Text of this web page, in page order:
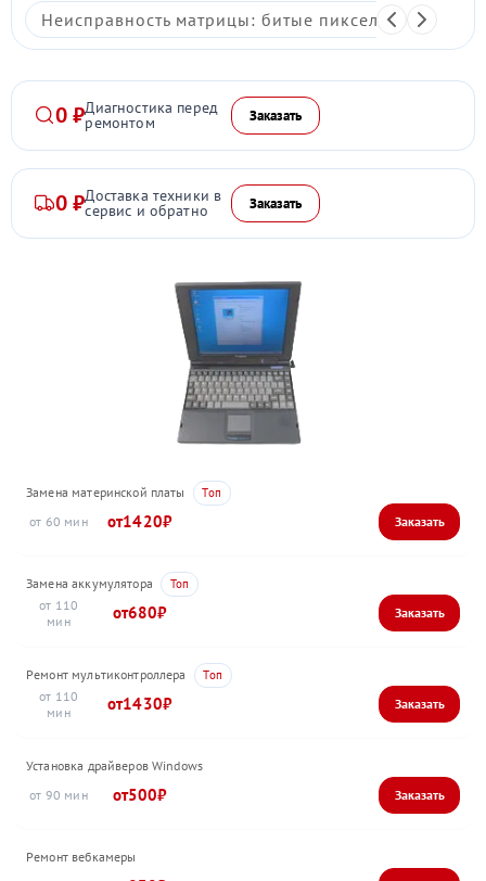
Неисправность матрицы: битые пиксели,
0 ₽Диагностика перед
ремонтом Заказать
0 ₽Доставка техники в
сервис и обратно Заказать
Замена материнской платы
60
1420
Замена аккумулятора
110
680
Ремонт мультиконтроллера
110
1430
Установка драйверов Windows
90
500
Ремонт вебкамеры